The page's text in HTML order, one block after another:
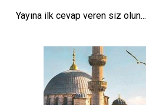
Yayına ilk cevap veren siz olun...